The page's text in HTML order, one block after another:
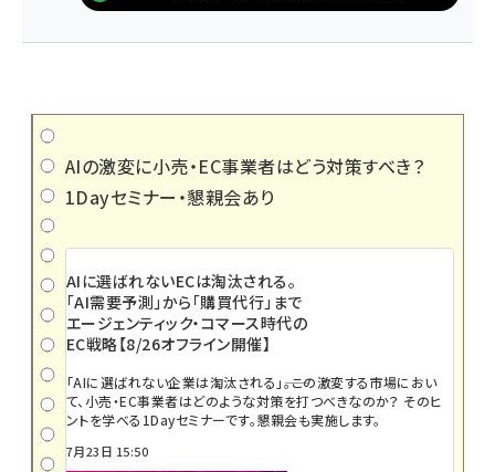
AIの激変に小売・EC事業者はどう対策すべき？
1Dayセミナー・懇親会あり
AIに選ばれないECは淘汰される。
「AI需要予測」から「購買代行」まで
エージェンティック・コマース時代の
EC戦略【8/26オフライン開催】
「AIに選ばれない企業は淘汰される」――。この激変する市場におい
て、小売・EC事業者はどのような対策を打つべきなのか？ そのヒ
ントを学べる1Dayセミナーです。懇親会も実施します。
7月23日 15:50